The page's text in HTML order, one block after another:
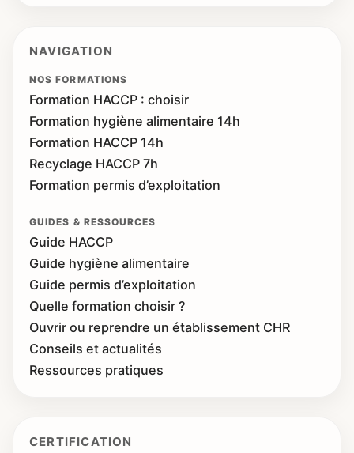
NAVIGATION
NOS FORMATIONS
Formation HACCP : choisir
Formation hygiène alimentaire 14h
Formation HACCP 14h
Recyclage HACCP 7h
Formation permis d’exploitation
GUIDES & RESSOURCES
Guide HACCP
Guide hygiène alimentaire
Guide permis d’exploitation
Quelle formation choisir ?
Ouvrir ou reprendre un établissement CHR
Conseils et actualités
Ressources pratiques
CERTIFICATION